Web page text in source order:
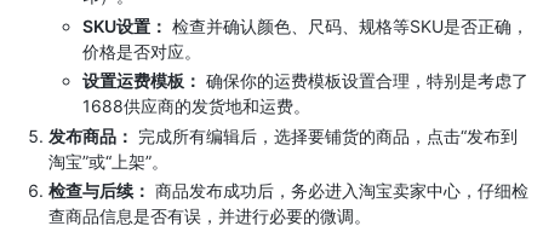
SKU设置： 检查并确认颜色、尺码、规格等SKU是否正确，
价格是否对应。
设置运费模板： 确保你的运费模板设置合理，特别是考虑了
1688供应商的发货地和运费。
发布商品： 完成所有编辑后，选择要铺货的商品，点击“发布到
淘宝”或“上架”。
检查与后续： 商品发布成功后，务必进入淘宝卖家中心，仔细检
查商品信息是否有误，并进行必要的微调。